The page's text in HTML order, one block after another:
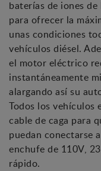
baterías de iones
para ofrecer la
unas condiciones
vehículos diésel.
el motor eléctrico
instantáneamente
alargando así su
Todos los vehículos
cable de caga para
puedan conectarse
enchufe de 110V,
rápido.